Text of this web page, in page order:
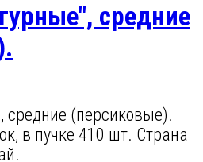
средние
(персиковые).
в пучке 410 шт. Страна